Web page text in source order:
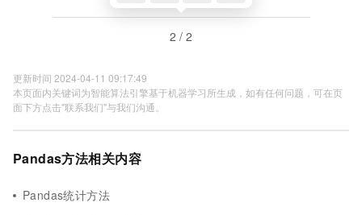
2 / 2
更新时间 2024-04-11 09:17:49
本页面内关键词为智能算法引擎基于机器学习所生成，如有任何问题，可在页
面下方点击"联系我们"与我们沟通。
Pandas方法相关内容
Pandas统计方法